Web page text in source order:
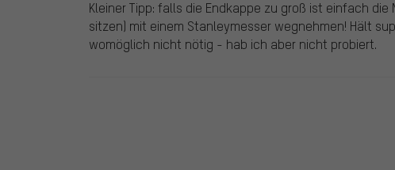
Kleiner Tipp: falls die Endkappe zu groß ist einfach
sitzen) mit einem Stanleymesser wegnehmen! Hält
womöglich nicht nötig - hab ich aber nicht probiert.